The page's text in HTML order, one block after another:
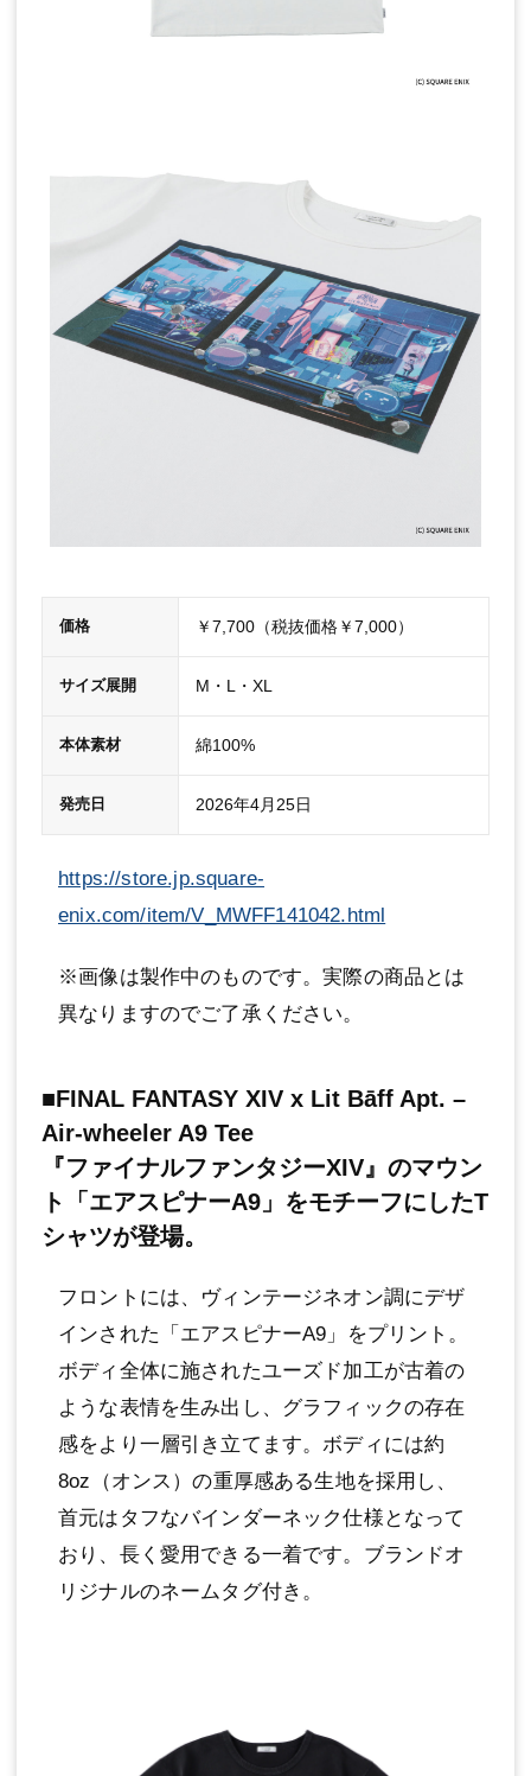
価格 ￥7,700（税抜価格￥7,000）
サイズ展開 M・L・XL
本体素材 綿100%
発売日 2026年4月25日
https://store.jp.square-
enix.com/item/V_MWFF141042.html
※画像は製作中のものです。実際の商品とは
異なりますのでご了承ください。
■FINAL FANTASY XIV x Lit Bāff Apt. –
Air-wheeler A9 Tee
『ファイナルファンタジーXIV』のマウン
ト「エアスピナーA9」をモチーフにしたT
シャツが登場。
フロントには、ヴィンテージネオン調にデザ
インされた「エアスピナーA9」をプリント。
ボディ全体に施されたユーズド加工が古着の
ような表情を生み出し、グラフィックの存在
感をより一層引き立てます。ボディには約
8oz（オンス）の重厚感ある生地を採用し、
首元はタフなバインダーネック仕様となって
おり、長く愛用できる一着です。ブランドオ
リジナルのネームタグ付き。